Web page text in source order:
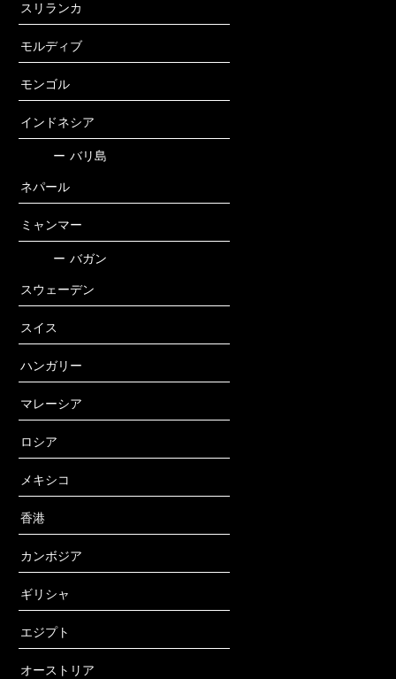
スリランカ
モルディブ
モンゴル
インドネシア
ー バリ島
ネパール
ミャンマー
ー バガン
スウェーデン
スイス
ハンガリー
マレーシア
ロシア
メキシコ
香港
カンボジア
ギリシャ
エジプト
オーストリア